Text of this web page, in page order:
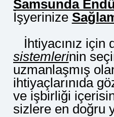
Samsunda
İşyerinize
İhtiyacınız için
sistemlerinin
uzmanlaşmış
ihtiyaçlarınıda
ve işbirliği
sizlere en doğru